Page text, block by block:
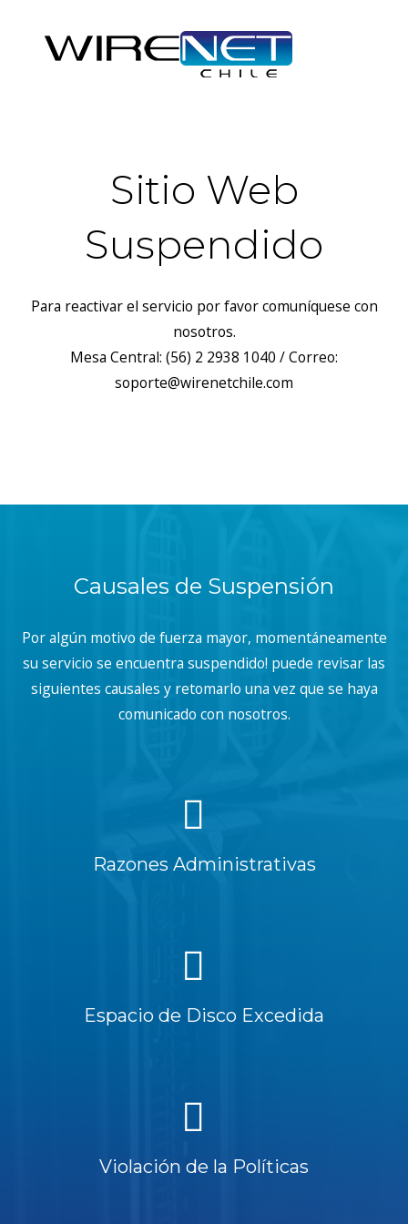
Sitio Web
Suspendido
Para reactivar el servicio por favor comuníquese con
nosotros.
Mesa Central: (56) 2 2938 1040 / Correo:
soporte@wirenetchile.com
Causales de Suspensión
Por algún motivo de fuerza mayor, momentáneamente
su servicio se encuentra suspendido! puede revisar las
siguientes causales y retomarlo una vez que se haya
comunicado con nosotros.
Razones Administrativas
Espacio de Disco Excedida
Violación de la Políticas